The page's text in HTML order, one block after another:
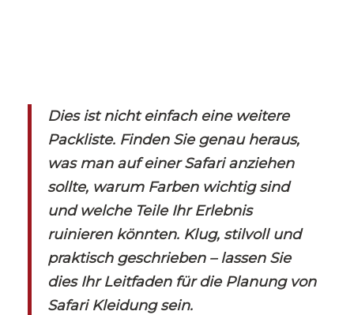
Dies ist nicht einfach eine weitere
Packliste. Finden Sie genau heraus,
was man auf einer Safari anziehen
sollte, warum Farben wichtig sind
und welche Teile Ihr Erlebnis
ruinieren könnten. Klug, stilvoll und
praktisch geschrieben – lassen Sie
dies Ihr Leitfaden für die Planung von
Safari Kleidung sein.